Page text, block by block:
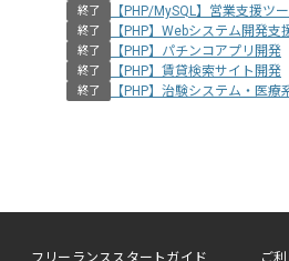
終了 【PHP/MySQL】営業支援ツ
終了 【PHP】Webシステム開発支
終了 【PHP】パチンコアプリ開発
終了 【PHP】賃貸検索サイト開発
終了 【PHP】治験システム・医
フリーランススタートガイド ご